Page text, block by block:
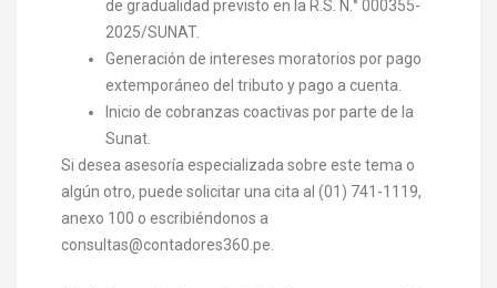
de gradualidad previsto en la R.S. N.° 000355-
2025/SUNAT.
Generación de intereses moratorios por pago
extemporáneo del tributo y pago a cuenta.
Inicio de cobranzas coactivas por parte de la
Sunat.
Si desea asesoría especializada sobre este tema o
algún otro, puede solicitar una cita al (01) 741-1119,
anexo 100 o escribiéndonos a
consultas@contadores360.pe.